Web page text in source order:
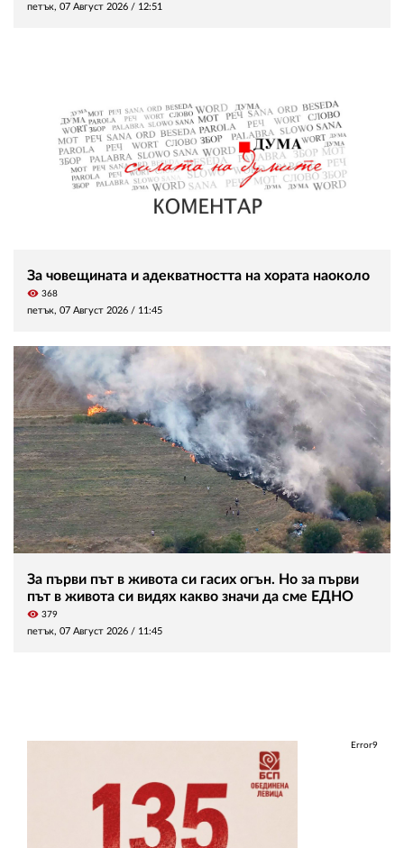
петък, 07 Август 2026 / 12:51
За човещината и адекватността на хората наоколо
visibility 368
петък, 07 Август 2026 / 11:45
За първи път в живота си гасих огън. Но за първи
път в живота си видях какво значи да сме ЕДНО
visibility 379
петък, 07 Август 2026 / 11:45
Error9